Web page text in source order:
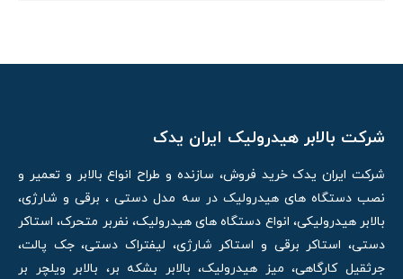
شرکت بالابر هیدرولیک ایران یدک
شرکت ایران یدک خرید فروش، سازنده و طراح انواع بالابر و تعمیر و
نصب دستگاه های هیدرولیک در سه مدل دستی ، برقی و شارژی،
بالابر هیدرولیکی، انواع دستگاه های هیدرولیک، نفربر متحرک، استاکر
دستی، استاکر برقی و استاکر شارژی، لیفتراک دستی، جک پالت،
جرثقیل کارگاهی، میز هیدرولیک، بالابر بشکه بر، بالابر ویلچر بر